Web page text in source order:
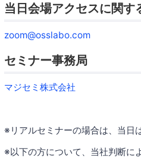
当日会場アクセスに関す
zoom@osslabo.com
セミナー事務局
マジセミ株式会社
※リアルセミナーの場合は、当日
※以下の方について、当社判断に